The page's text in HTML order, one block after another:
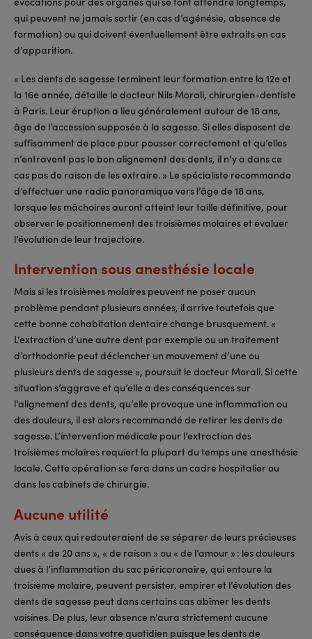
qui peuvent ne jamais sortir (en cas d’agénésie, absence de
formation) ou qui doivent éventuellement être extraits en cas
d’apparition.
« Les dents de sagesse terminent leur formation entre la 12e et
la 16e année, détaille le docteur Nils Morali, chirurgien-dentiste
à Paris. Leur éruption a lieu généralement autour de 18 ans,
âge de l’accession supposée à la sagesse. Si elles disposent de
suffisamment de place pour pousser correctement et qu’elles
n’entravent pas le bon alignement des dents, il n’y a dans ce
cas pas de raison de les extraire. » Le spécialiste recommande
d’effectuer une radio panoramique vers l’âge de 18 ans,
lorsque les mâchoires auront atteint leur taille définitive, pour
observer le positionnement des troisièmes molaires et évaluer
l’évolution de leur trajectoire.
Intervention sous anesthésie locale
Mais si les troisièmes molaires peuvent ne poser aucun
problème pendant plusieurs années, il arrive toutefois que
cette bonne cohabitation dentaire change brusquement. «
L’extraction d’une autre dent par exemple ou un traitement
d’orthodontie peut déclencher un mouvement d’une ou
plusieurs dents de sagesse », poursuit le docteur Morali. Si cette
situation s’aggrave et qu’elle a des conséquences sur
l’alignement des dents, qu’elle provoque une inflammation ou
des douleurs, il est alors recommandé de retirer les dents de
sagesse. L’intervention médicale pour l’extraction des
troisièmes molaires requiert la plupart du temps une anesthésie
locale. Cette opération se fera dans un cadre hospitalier ou
dans les cabinets de chirurgie.
Aucune utilité
Avis à ceux qui redouteraient de se séparer de leurs précieuses
dents « de 20 ans », « de raison » ou « de l’amour » : les douleurs
dues à l’inflammation du sac péricoronaire, qui entoure la
troisième molaire, peuvent persister, empirer et l’évolution des
dents de sagesse peut dans certains cas abîmer les dents
voisines. De plus, leur absence n’aura strictement aucune
conséquence dans votre quotidien puisque les dents de